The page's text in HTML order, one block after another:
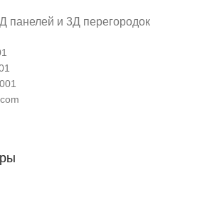
панелей и 3Д перегородок